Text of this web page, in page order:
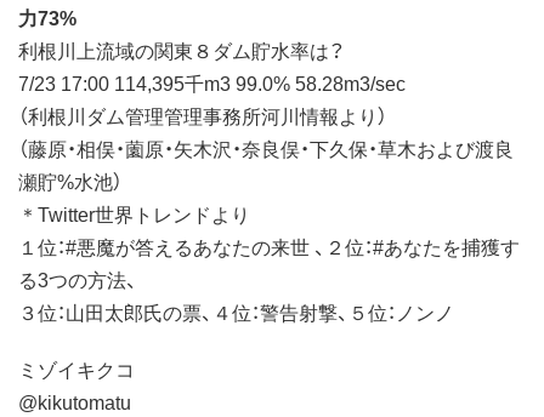
力73%
利根川上流域の関東８ダム貯水率は？
7/23 17:00 114,395千m3 99.0% 58.28m3/sec
（利根川ダム管理管理事務所河川情報より）
（藤原・相俣・薗原・矢木沢・奈良俣・下久保・草木および渡良
瀬貯%水池）
＊Twitter世界トレンドより
１位：#悪魔が答えるあなたの来世 、２位：#あなたを捕獲す
る3つの方法、
３位：山田太郎氏の票、４位：警告射撃、５位：ノンノ
ミゾイキクコ
@kikutomatu